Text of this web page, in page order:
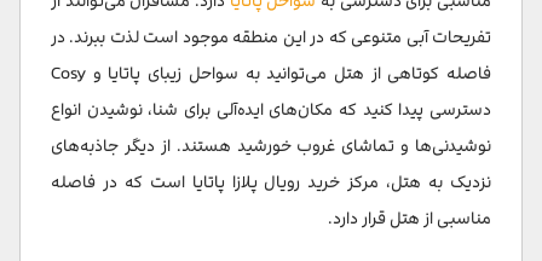
تفریحات آبی متنوعی که در این منطقه موجود است لذت ببرند. در
فاصله کوتاهی از هتل می‌توانید به سواحل زیبای پاتایا و Cosy
دسترسی پیدا کنید که مکان‌های ایده‌آلی برای شنا، نوشیدن انواع
نوشیدنی‌ها و تماشای غروب خورشید هستند. از دیگر جاذبه‌های
نزدیک به هتل، مرکز خرید رویال پلازا پاتایا است که در فاصله
مناسبی از هتل قرار دارد.